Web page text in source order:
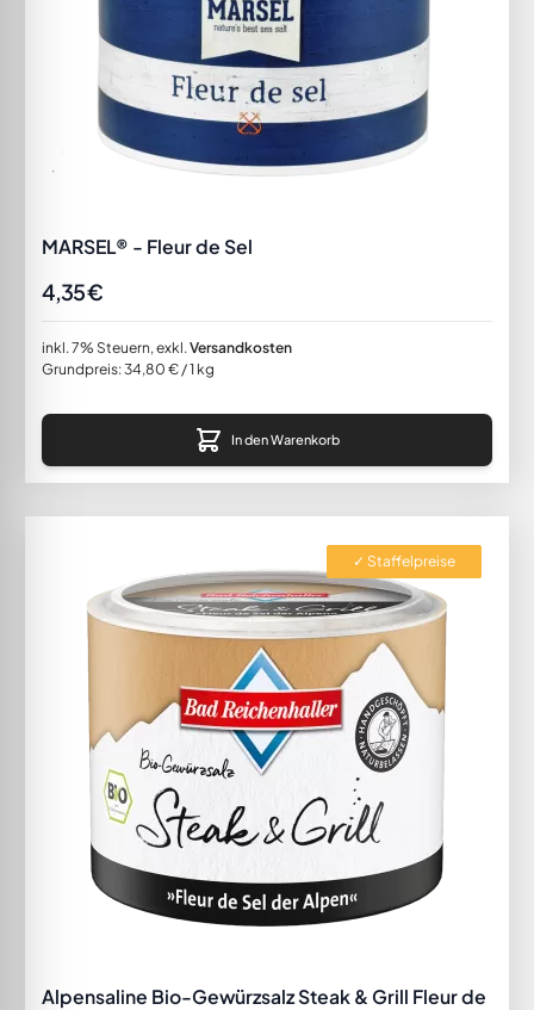
MARSEL® - Fleur de Sel
4,35 €
inkl. 7% Steuern,exkl.Versandkosten
Grundpreis:34,80 €/ 1 kg
In den Warenkorb
✓ Staffelpreise
Alpensaline Bio-Gewürzsalz Steak & Grill Fleur de